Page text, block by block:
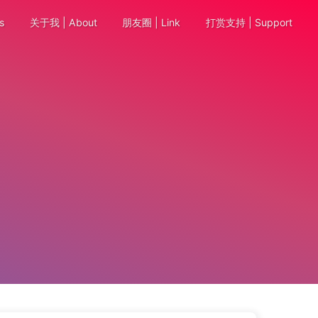
关于我 | About 朋友圈 | Link 打赏支持 | Support